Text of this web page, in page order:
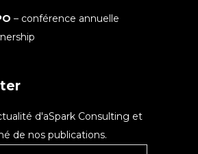
– conférence annuelle
d'aSpark Consulting et
de nos publications.